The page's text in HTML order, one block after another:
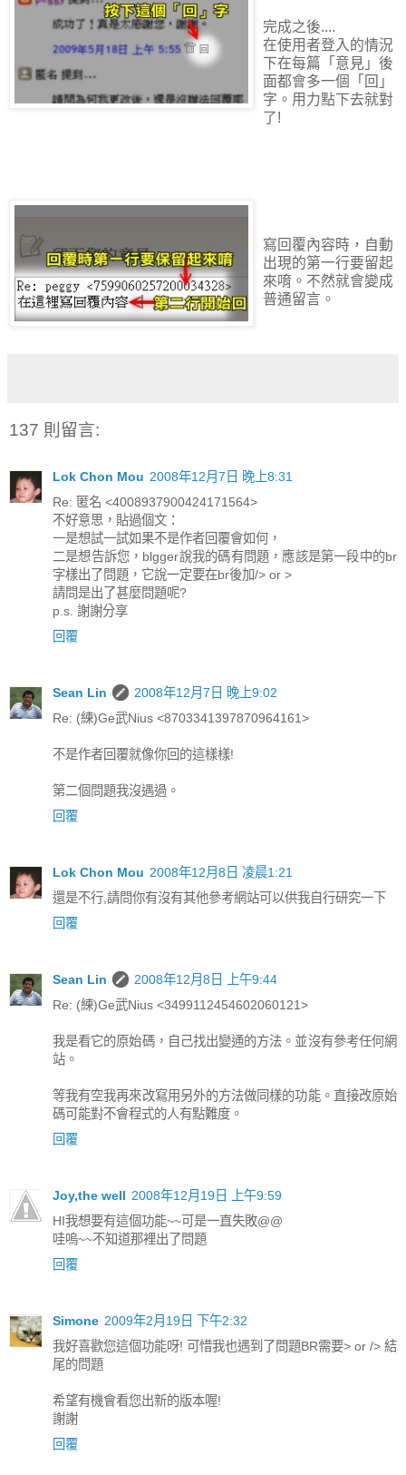
完成之後....
在使用者登入的情況
下在每篇「意見」後
面都會多一個「回」
字。用力點下去就對
了!
寫回覆內容時，自動
出現的第一行要留起
來唷。不然就會變成
普通留言。
137 則留言:
Lok Chon Mou 2008年12月7日 晚上8:31
Re: 匿名 <4008937900424171564>
不好意思，貼過個文：
一是想試一試如果不是作者回覆會如何，
二是想告訴您，blgger說我的碼有問題，應該是第一段中的br
字樣出了問題，它說一定要在br後加/> or >
請問是出了甚麼問題呢?
p.s. 謝謝分享
回覆
Sean Lin
2008年12月7日 晚上9:02
Re: (練)Ge武Nius <8703341397870964161>
不是作者回覆就像你回的這樣樣!
第二個問題我沒遇過。
回覆
Lok Chon Mou 2008年12月8日 凌晨1:21
還是不行,請問你有沒有其他參考網站可以供我自行研究一下
回覆
Sean Lin
2008年12月8日 上午9:44
Re: (練)Ge武Nius <3499112454602060121>
我是看它的原始碼，自己找出變通的方法。並沒有參考任何網
站。
等我有空我再來改寫用另外的方法做同樣的功能。直接改原始
碼可能對不會程式的人有點難度。
回覆
Joy,the well 2008年12月19日 上午9:59
HI我想要有這個功能~~可是一直失敗@@
哇嗚~~不知道那裡出了問題
回覆
Simone 2009年2月19日 下午2:32
我好喜歡您這個功能呀! 可惜我也遇到了問題BR需要> or /> 結
尾的問題
希望有機會看您出新的版本喔!
謝謝
回覆